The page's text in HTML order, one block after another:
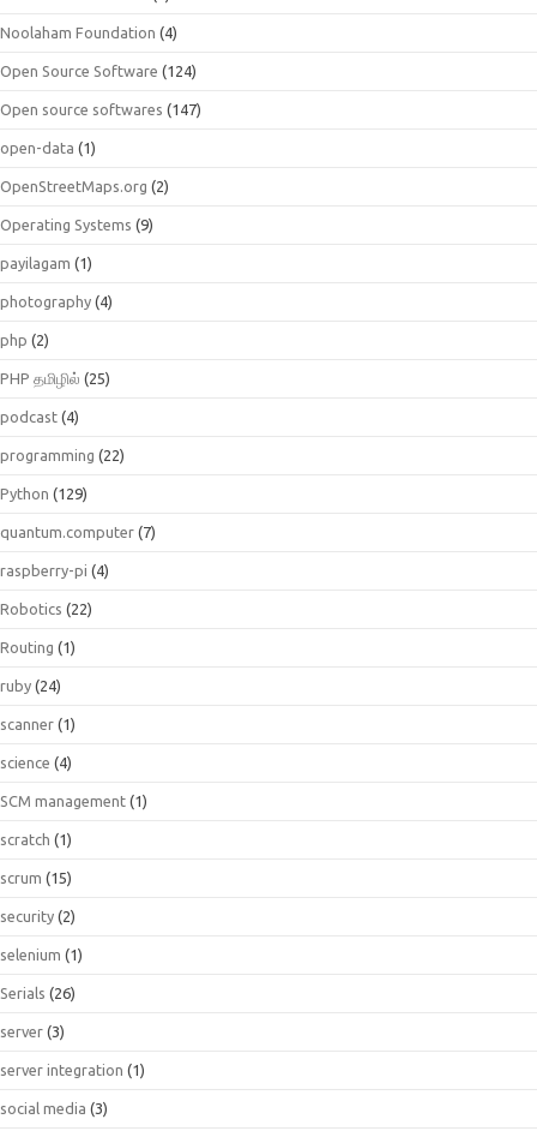
Noolaham Foundation (4)
Open Source Software (124)
Open source softwares (147)
open-data (1)
OpenStreetMaps.org (2)
Operating Systems (9)
payilagam (1)
photography (4)
php (2)
PHP தமிழில் (25)
podcast (4)
programming (22)
Python (129)
quantum.computer (7)
raspberry-pi (4)
Robotics (22)
Routing (1)
ruby (24)
scanner (1)
science (4)
SCM management (1)
scratch (1)
scrum (15)
security (2)
selenium (1)
Serials (26)
server (3)
server integration (1)
social media (3)